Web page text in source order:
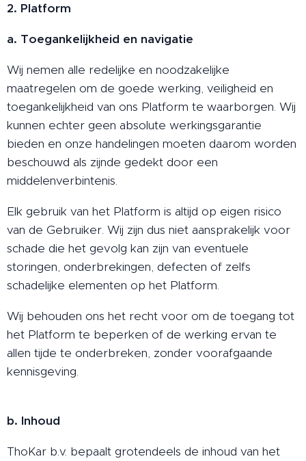
2. Platform
a. Toegankelijkheid en navigatie
Wij nemen alle redelijke en noodzakelijke
maatregelen om de goede werking, veiligheid en
toegankelijkheid van ons Platform te waarborgen. Wij
kunnen echter geen absolute werkingsgarantie
bieden en onze handelingen moeten daarom worden
beschouwd als zijnde gedekt door een
middelenverbintenis.
Elk gebruik van het Platform is altijd op eigen risico
van de Gebruiker. Wij zijn dus niet aansprakelijk voor
schade die het gevolg kan zijn van eventuele
storingen, onderbrekingen, defecten of zelfs
schadelijke elementen op het Platform.
Wij behouden ons het recht voor om de toegang tot
het Platform te beperken of de werking ervan te
allen tijde te onderbreken, zonder voorafgaande
kennisgeving.
b. Inhoud
ThoKar b.v. bepaalt grotendeels de inhoud van het